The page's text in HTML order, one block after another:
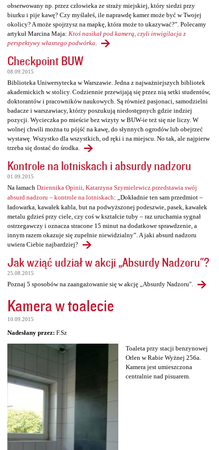
obserwowany np. przez człowieka ze straży miejskiej, który siedzi przy
biurku i pije kawę? Czy myślałeś, ile naprawdę kamer może być w Twojej
okolicy? A może spojrzysz na mapkę, która może to ukazywać?”. Polecamy
artykuł Marcina Maja: Ktoś nasikał pod kamerą, czyli inwigilacja z
perspektywy własnego podwórka
Checkpoint BUW
08.09.2015
Biblioteka Uniwersytecka w Warszawie. Jedna z najważniejszych bibliotek
akademickich w stolicy. Codziennie przewijają się przez nią setki studentów,
doktorantów i pracowników naukowych. Są również pasjonaci, samodzielni
badacze i warszawiacy, którzy poszukują niedostępnych gdzie indziej
pozycji. Wycieczka po mieście bez wizyty w BUW-ie też się nie liczy. W
wolnej chwili można tu pójść na kawę, do słynnych ogrodów lub obejrzeć
wystawę. Wszystko dla wszystkich, od ręki i na miejscu. No tak, ale najpierw
trzeba się dostać do środka.
Kontrole na lotniskach i absurdy nadzoru
01.09.2015
Na łamach Dziennika Opinii, Katarzyna Szymielewicz przedstawia swój
absurd nadzoru – kontrole na lotniskach: „Dokładnie ten sam przedmiot –
ładowarka, kawałek kabla, but na podwyższonej podeszwie, pasek, kawałek
metalu gdzieś przy ciele, czy coś w kształcie tuby – raz uruchamia sygnał
ostrzegawczy i oznacza stracone 15 minut na dodatkowe sprawdzenie, a
innym razem okazuje się zupełnie niewidzialny”. A jaki absurd nadzoru
uwiera Ciebie najbardziej?
Jak wziąć udział w akcji „Absurdy Nadzoru"?
25.08.2015
Poznaj 5 sposobów na zaangażowanie się w akcję „Absurdy Nadzoru".
Kamera w toalecie
10.09.2015
Nadesłany przez: F.Sz
Toaleta przy stacji benzynowej
Orlen w Rabie Wyżnej 256a.
Kamera jest umieszczona
centralnie nad pisuarem.